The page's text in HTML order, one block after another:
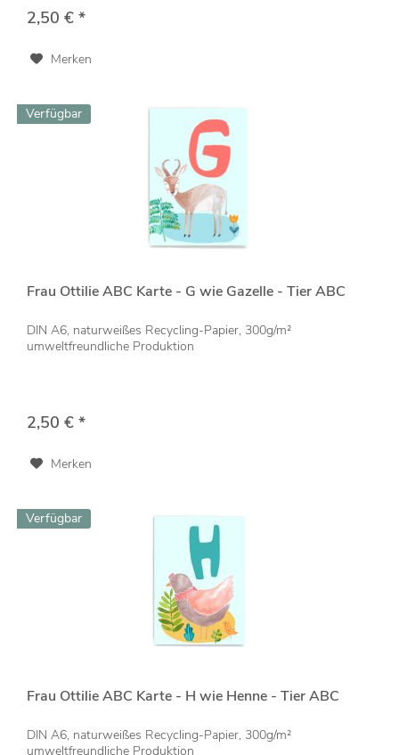
2,50 € *
Merken
Verfügbar
Frau Ottilie ABC Karte - G wie Gazelle - Tier ABC
DIN A6, naturweißes Recycling-Papier, 300g/m²
umweltfreundliche Produktion
2,50 € *
Merken
Verfügbar
Frau Ottilie ABC Karte - H wie Henne - Tier ABC
DIN A6, naturweißes Recycling-Papier, 300g/m²
umweltfreundliche Produktion